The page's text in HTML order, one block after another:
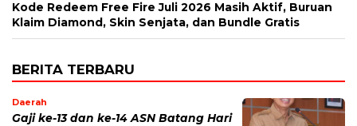
Kode Redeem Free Fire Juli 2026 Masih Aktif, Buruan
Klaim Diamond, Skin Senjata, dan Bundle Gratis
BERITA TERBARU
Daerah
Gaji ke-13 dan ke-14 ASN Batang Hari